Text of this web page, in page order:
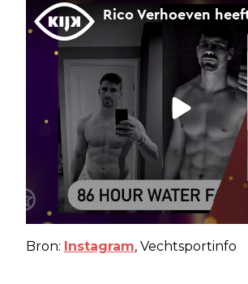
Bron: Instagram, Vechtsportinfo